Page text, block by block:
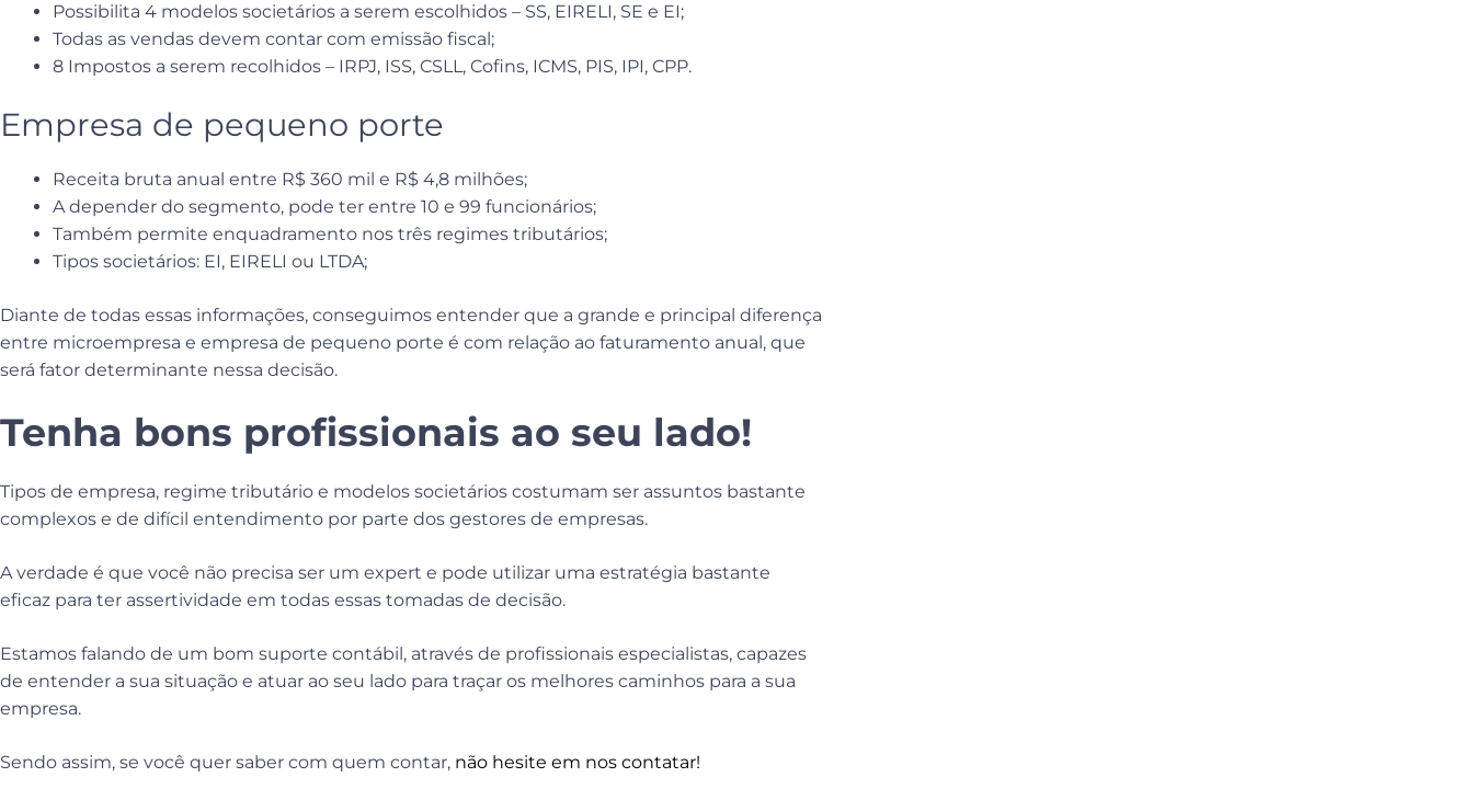
Possibilita 4 modelos societários a serem escolhidos – SS, EIRELI, SE e EI;
Todas as vendas devem contar com emissão fiscal;
8 Impostos a serem recolhidos – IRPJ, ISS, CSLL, Cofins, ICMS, PIS, IPI, CPP.
Empresa de pequeno porte
Receita bruta anual entre R$ 360 mil e R$ 4,8 milhões;
A depender do segmento, pode ter entre 10 e 99 funcionários;
Também permite enquadramento nos três regimes tributários;
Tipos societários: EI, EIRELI ou LTDA;
Diante de todas essas informações, conseguimos entender que a grande e principal diferença
entre microempresa e empresa de pequeno porte é com relação ao faturamento anual, que
será fator determinante nessa decisão.
Tenha bons profissionais ao seu lado!
Tipos de empresa, regime tributário e modelos societários costumam ser assuntos bastante
complexos e de difícil entendimento por parte dos gestores de empresas.
A verdade é que você não precisa ser um expert e pode utilizar uma estratégia bastante
eficaz para ter assertividade em todas essas tomadas de decisão.
Estamos falando de um bom suporte contábil, através de profissionais especialistas, capazes
de entender a sua situação e atuar ao seu lado para traçar os melhores caminhos para a sua
empresa.
Sendo assim, se você quer saber com quem contar, não hesite em nos contatar!